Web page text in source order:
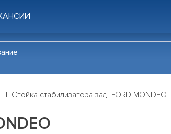
Стойка стабилизатора зад. FORD MONDEO